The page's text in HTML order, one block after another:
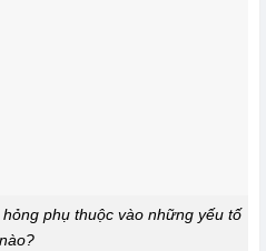
phụ thuộc vào những yếu tố
nào?